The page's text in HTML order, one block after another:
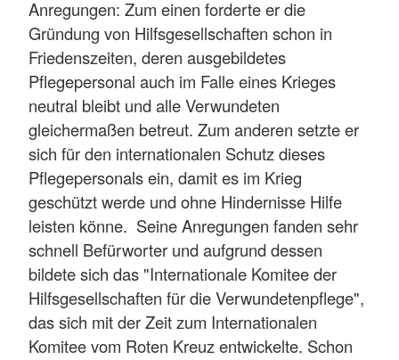
Anregungen: Zum einen forderte er die
Gründung von Hilfsgesellschaften schon in
Friedenszeiten, deren ausgebildetes
Pflegepersonal auch im Falle eines Krieges
neutral bleibt und alle Verwundeten
gleichermaßen betreut. Zum anderen setzte er
sich für den internationalen Schutz dieses
Pflegepersonals ein, damit es im Krieg
geschützt werde und ohne Hindernisse Hilfe
leisten könne. Seine Anregungen fanden sehr
schnell Befürworter und aufgrund dessen
bildete sich das "Internationale Komitee der
Hilfsgesellschaften für die Verwundetenpflege",
das sich mit der Zeit zum Internationalen
Komitee vom Roten Kreuz entwickelte. Schon